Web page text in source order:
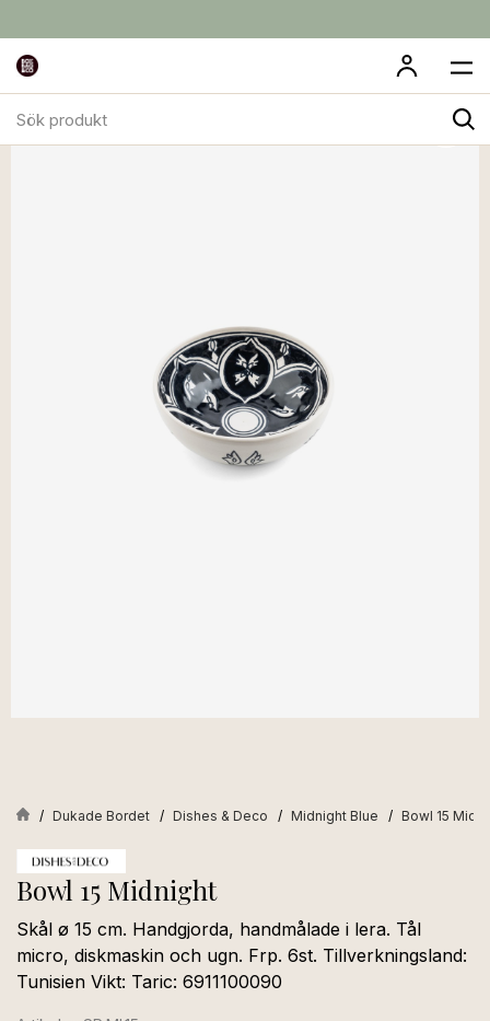
produkt
Dukade Bordet Dishes & Deco Midnight Blue Bowl 15
Bowl 15 Midnight
Skål ø 15 cm. Handgjorda, handmålade i lera. Tål
micro, diskmaskin och ugn. Frp. 6st. Tillverkningsland:
Tunisien Vikt: Taric: 6911100090